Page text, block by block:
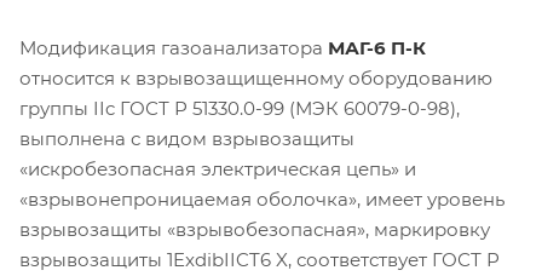
Модификация газоанализатора МАГ-6 П-К
относится к взрывозащищенному оборудованию
группы IIc ГОСТ Р 51330.0-99 (МЭК 60079-0-98),
выполнена с видом взрывозащиты
«искробезопасная электрическая цепь» и
«взрывонепроницаемая оболочка», имеет уровень
взрывозащиты «взрывобезопасная», маркировку
взрывозащиты 1ExdibIICT6 X, соответствует ГОСТ Р